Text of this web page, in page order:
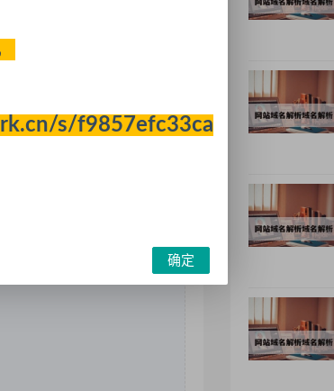
s/f9857efc33ca
确定